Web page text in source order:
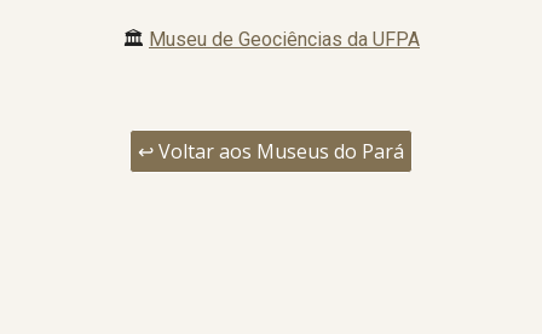
🏛️ Museu de Geociências da UFPA
↩️ Voltar aos Museus do Pará